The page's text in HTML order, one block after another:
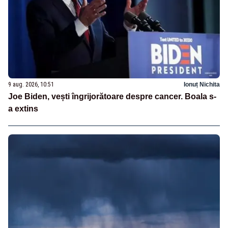
9 aug. 2026, 10:51 Ionuț Nichita
Joe Biden, vești îngrijorătoare despre cancer. Boala s-
a extins